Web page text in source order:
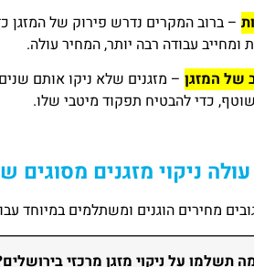
– ברוב המקרים נדרש פירוק של המזגן
ומחייב עבודה רבה יותר, המחיר עולה.
של המזגן – מזגנים שלא ניקו אותם
כדי להבטיח תפקוד מיטבי שלו.
ניקוי מזגנים מסוגים
מחירים הוגנים ומשתלמים במיוחד
תשלמו על ניקוי מזגן מרכזי